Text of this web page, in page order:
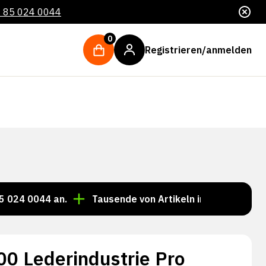
85 024 0044
0
Registrieren/anmelden
an. Tausende von Artikeln immer auf Lager!
Lederindustrie Pro